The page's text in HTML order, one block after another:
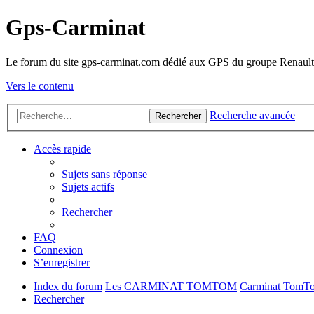
Gps-Carminat
Le forum du site gps-carminat.com dédié aux GPS du groupe Renault
Vers le contenu
Rechercher Recherche avancée
Accès rapide
Sujets sans réponse
Sujets actifs
Rechercher
FAQ
Connexion
S’enregistrer
Index du forum Les CARMINAT TOMTOM Carminat
Rechercher